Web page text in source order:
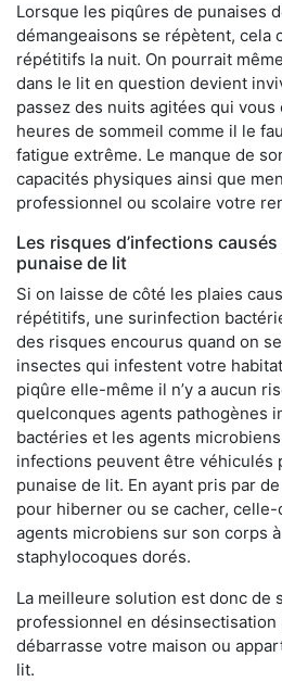
Lorsque les piqûres de punaises
démangeaisons se répètent, cela
répétitifs la nuit. On pourrait
dans le lit en question devient
passez des nuits agitées qui vous
heures de sommeil comme il le
fatigue extrême. Le manque de
capacités physiques ainsi que
professionnel ou scolaire votre
Les risques d’infections
punaise de lit
Si on laisse de côté les plaies
répétitifs, une surinfection
des risques encourus quand on
insectes qui infestent votre
piqûre elle-même il n’y a aucun
quelconques agents pathogènes
bactéries et les agents
infections peuvent être véhiculés
punaise de lit. En ayant pris par
pour hiberner ou se cacher,
agents microbiens sur son corps
staphylocoques dorés.
La meilleure solution est donc de
professionnel en désinsectisation
débarrasse votre maison ou
lit.